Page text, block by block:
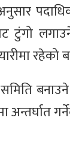
टुंगो
रहेको
समिति